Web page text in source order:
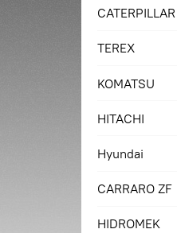
CATERPILLAR
TEREX
KOMATSU
HITACHI
Hyundai
CARRARO ZF
HIDROMEK